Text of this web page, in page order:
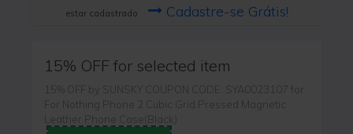
estar cadastrado Cadastre-se Grátis!
15% OFF for selected item
15% OFF by SUNSKY COUPON CODE: SYA0023107 for
For Nothing Phone 2 Cubic Grid Pressed Magnetic
Leather Phone Case(Black)